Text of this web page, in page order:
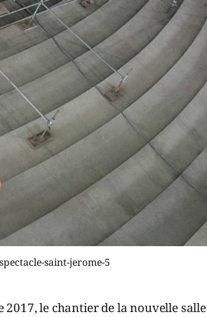
saint-jerome-5
le chantier de la nouvelle salle